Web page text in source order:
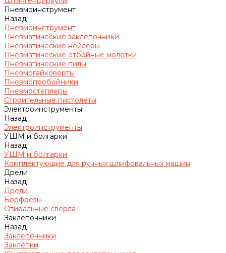
Пневмоинструмент
Назад
Пневмоинструмент
Пневматические заклёпочники
Пневматические нейлеры
Пневматические отбойные молотки
Пневматические пилы
Пневмогайковерты
Пневмопробойники
Пневмостеплеры
Строительные пистолеты
Электроинструменты
Назад
Электроинструменты
УШМ и болгарки
Назад
УШМ и болгарки
Комплектующие для ручных шлифовальных машин
Дрели
Назад
Дрели
Борфрезы
Спиральные свёрла
Заклепочники
Назад
Заклепочники
Заклёпки